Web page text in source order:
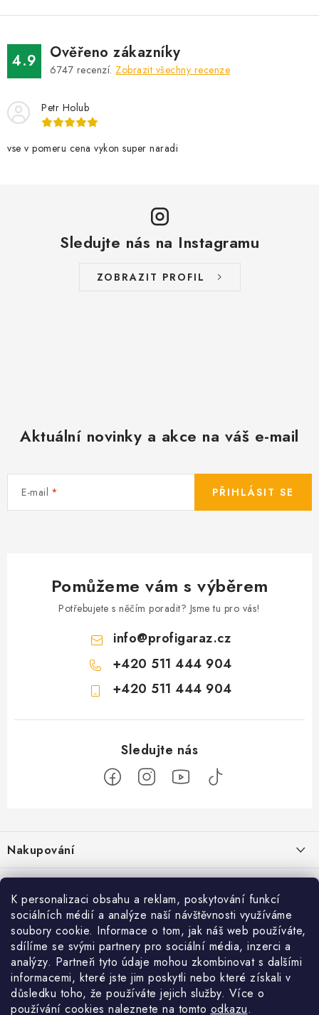
K personalizaci obsahu a reklam, poskytování funkcí
sociálních médií a analýze naší návštěvnosti využíváme
soubory cookie. Informace o tom, jak náš web používáte,
sdílíme se svými partnery pro sociální média, inzerci a
analýzy. Partneři tyto údaje mohou zkombinovat s dalšími
informacemi, které jste jim poskytli nebo které získali v
důsledku toho, že používáte jejich služby. Více o
používání cookies naleznete na tomto odkazu.
4.9 Ověřeno zákazníky
6747 recenzí. Zobrazit všechny recenze
Petr Holub
vse v pomeru cena vykon super naradi
Sledujte nás na Instagramu
ZOBRAZIT PROFIL
Aktuální novinky a akce na váš e-mail
E-mail PŘIHLÁSIT SE
Pomůžeme vám s výběrem
Potřebujete s něčím poradit? Jsme tu pro vás!
info@profigaraz.cz
+420 511 444 904
+420 511 444 904
p
a
Nakupování
Jak nakupovat
Obchodní podmínky
Doprava a platba
Cookies
Ochrana osobních údajú
Reklamace / vrácení zboží
Použití Dárkové poukázky
O nás
Kontakty
Příběh Profigaráže
Služby
Velkoobchod Profigaráž.sk Zboží.cz Heureka.cz